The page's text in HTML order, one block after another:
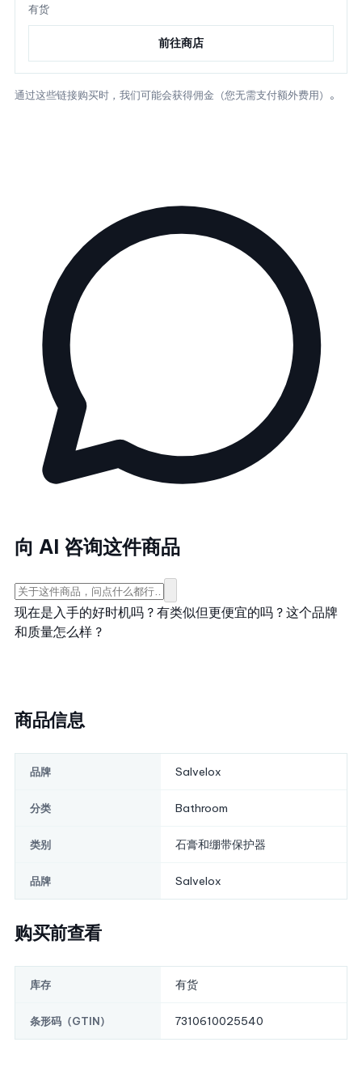
有货
前往商店
通过这些链接购买时，我们可能会获得佣金（您无需支付额外费用）。
向 AI 咨询这件商品
现在是入手的好时机吗？ 有类似但更便宜的吗？ 这个品牌
和质量怎么样？
商品信息
品牌 Salvelox
分类 Bathroom
类别 石膏和绷带保护器
品牌 Salvelox
购买前查看
库存 有货
条形码（GTIN） 7310610025540